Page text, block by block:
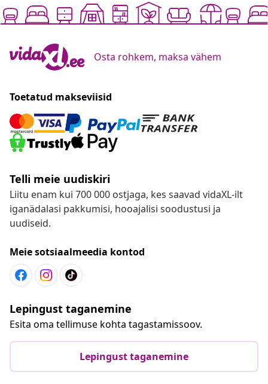
Osta rohkem, maksa vähem
Toetatud makseviisid
Telli meie uudiskiri
Liitu enam kui 700 000 ostjaga, kes saavad vidaXL-ilt
iganädalasi pakkumisi, hooajalisi soodustusi ja
uudiseid.
Meie sotsiaalmeedia kontod
Lepingust taganemine
Esita oma tellimuse kohta tagastamissoov.
Lepingust taganemine